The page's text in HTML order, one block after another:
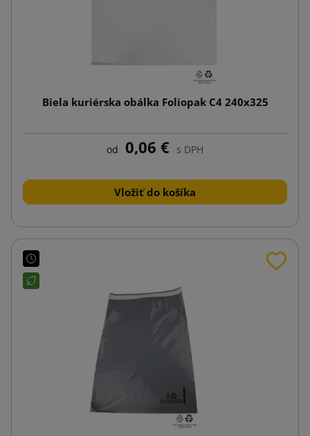
Biela kuriérska obálka Foliopak C4 240x325
od 0,06 € s DPH
Vložiť do košíka